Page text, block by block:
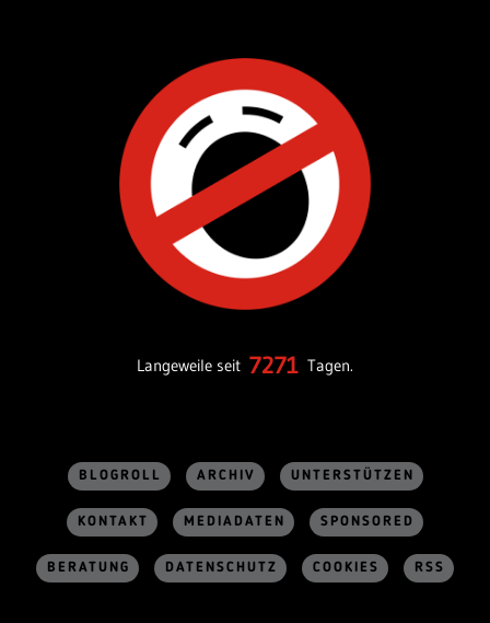
Langeweile seit 7271 Tagen.
BLOGROLL ARCHIV UNTERSTÜTZEN
KONTAKT MEDIADATEN SPONSORED
BERATUNG DATENSCHUTZ COOKIES RSS